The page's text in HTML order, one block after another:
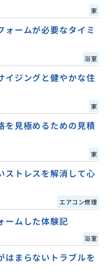
家
ォームが必要なタイミ
浴室
イジングと健やかな住
家
を見極めるための見積
家
ストレスを解消して心
エアコン修理
ームした体験記
浴室
はまらないトラブルを